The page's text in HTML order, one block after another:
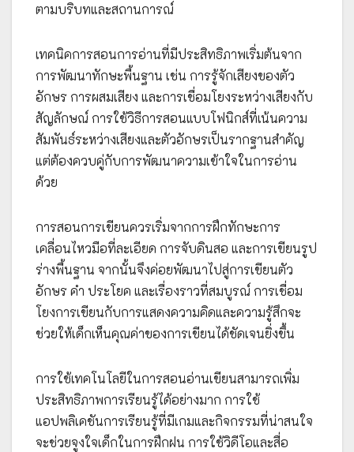
ตามบริบทและสถานการณ์
เทคนิคการสอนการอ่านที่มีประสิทธิภาพเริ่มต้นจาก
การพัฒนาทักษะพื้นฐาน เช่น การรู้จักเสียงของตัว
อักษร การผสมเสียง และการเชื่อมโยงระหว่างเสียงกับ
สัญลักษณ์ การใช้วิธีการสอนแบบโฟนิกส์ที่เน้นความ
สัมพันธ์ระหว่างเสียงและตัวอักษรเป็นรากฐานสำคัญ
แต่ต้องควบคู่กับการพัฒนาความเข้าใจในการอ่าน
ด้วย
การสอนการเขียนควรเริ่มจากการฝึกทักษะการ
เคลื่อนไหวมือที่ละเอียด การจับดินสอ และการเขียนรูป
ร่างพื้นฐาน จากนั้นจึงค่อยพัฒนาไปสู่การเขียนตัว
อักษร คำ ประโยค และเรื่องราวที่สมบูรณ์ การเชื่อม
โยงการเขียนกับการแสดงความคิดและความรู้สึกจะ
ช่วยให้เด็กเห็นคุณค่าของการเขียนได้ชัดเจนยิ่งขึ้น
การใช้เทคโนโลยีในการสอนอ่านเขียนสามารถเพิ่ม
ประสิทธิภาพการเรียนรู้ได้อย่างมาก การใช้
แอปพลิเคชันการเรียนรู้ที่มีเกมและกิจกรรมที่น่าสนใจ
จะช่วยจูงใจเด็กในการฝึกฝน การใช้วิดีโอและสื่อ